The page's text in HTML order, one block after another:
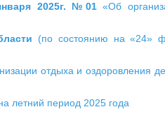
2025г. №01 «Об
(по состоянию на «24»
отдыха и оздоровления
летний период 2025 года